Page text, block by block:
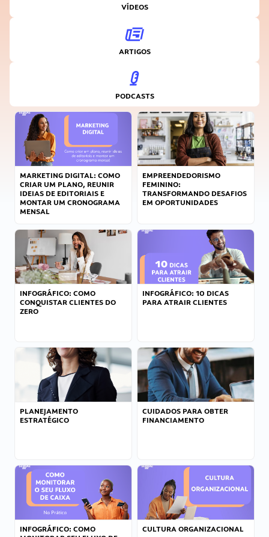
VÍDEOS
ARTIGOS
PODCASTS
MARKETING DIGITAL: COMO
CRIAR UM PLANO, REUNIR
IDEIAS DE EDITORIAIS E
MONTAR UM CRONOGRAMA
MENSAL
EMPREENDEDORISMO
FEMININO:
TRANSFORMANDO DESAFIOS
EM OPORTUNIDADES
INFOGRÁFICO: COMO
CONQUISTAR CLIENTES DO
ZERO
INFOGRÁFICO: 10 DICAS
PARA ATRAIR CLIENTES
PLANEJAMENTO
ESTRATÉGICO
CUIDADOS PARA OBTER
FINANCIAMENTO
INFOGRÁFICO: COMO
CULTURA ORGANIZACIONAL